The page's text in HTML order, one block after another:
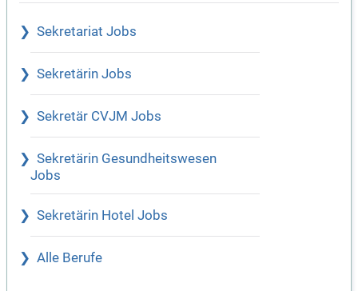
Sekretariat Jobs
Sekretärin Jobs
Sekretär CVJM Jobs
Sekretärin Gesundheitswesen
Jobs
Sekretärin Hotel Jobs
Alle Berufe